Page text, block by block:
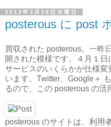
2012年3月28日水曜日
posterous に post
買収された posterous。一昨
開された模様です。４月１
サービスのいくらかが仕様
います。Twitter、Google＋
るので、この posterous の活
posterous のサイトは、利用